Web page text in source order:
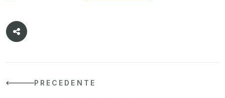
PRECEDENTE